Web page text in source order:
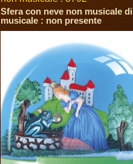
Sfera con neve non musicale
musicale : non presente